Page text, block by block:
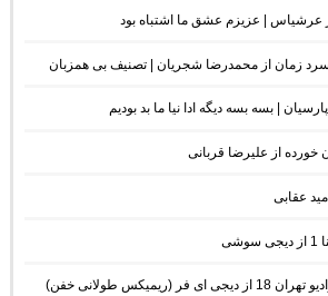
عرشیاس | عزیزم عشق ما اشتباه بود
سرد زمان از محمدرضا شجریان | تصنیف بی همزبان
| بسه بسه دیگه ادا نیا ما بد بودیم
خورده از علیرضا قربانی
عقابی
(ریمیکس طولانی خفن)